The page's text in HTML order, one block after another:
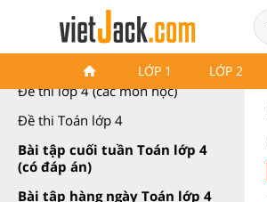
LỚP 1 LỚP 2
Đề thi Toán lớp 4
Đề thi lớp 4 (các môn học)
Đề thi Toán lớp 4
Bài tập cuối tuần Toán lớp 4
(có đáp án)
Bài tập hàng ngày Toán lớp 4